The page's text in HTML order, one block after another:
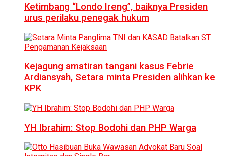
Ketimbang “Londo Ireng”, baiknya Presiden
urus perilaku penegak hukum
Kejagung amatiran tangani kasus Febrie
Ardiansyah, Setara minta Presiden alihkan ke
KPK
YH Ibrahim: Stop Bodohi dan PHP Warga